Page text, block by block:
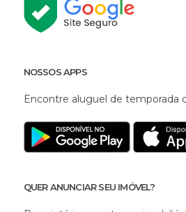
NOSSOS APPS
Encontre aluguel de temporada
QUER ANUNCIAR SEU IMÓVEL?